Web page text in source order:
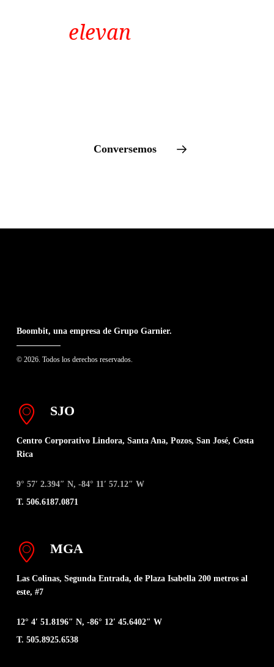
elevan
Conversemos
Boombit, una empresa de Grupo Garnier.
© 2026. Todos los derechos reservados.
SJO
Centro Corporativo Lindora, Santa Ana, Pozos, San José, Costa
Rica
9° 57′ 2.394″ N, -84° 11′ 57.12″ W
T. 506.6187.0871
MGA
Las Colinas, Segunda Entrada, de Plaza Isabella 200 metros al
este, #7
12° 4′ 51.8196″ N, -86° 12′ 45.6402″ W
T. 505.8925.6538